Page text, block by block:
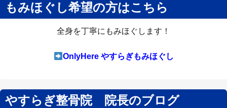
もみほぐし希望の方はこちら
全身を丁寧にもみほぐします！
OnlyHere やすらぎもみほぐし
やすらぎ整骨院 院長のブログ